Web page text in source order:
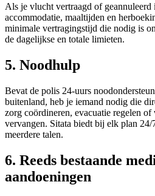
Als je vlucht vertraagd of geannuleerd
accommodatie, maaltijden en
minimale vertragingstijd die nodig is
de dagelijkse en totale limieten.
5. Noodhulp
Bevat de polis 24-uurs
buitenland, heb je iemand nodig die
zorg coördineren, evacuatie regelen of
vervangen. Sitata biedt bij elk plan 24/
meerdere talen.
6. Reeds bestaande
aandoeningen